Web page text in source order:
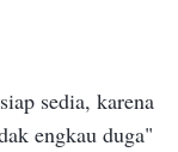
sedia, karena
engkau duga"